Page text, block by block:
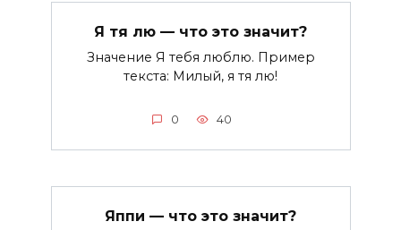
Я тя лю — что это значит?
Значение Я тебя люблю. Пример
текста: Милый, я тя лю!
0 40
Яппи — что это значит?